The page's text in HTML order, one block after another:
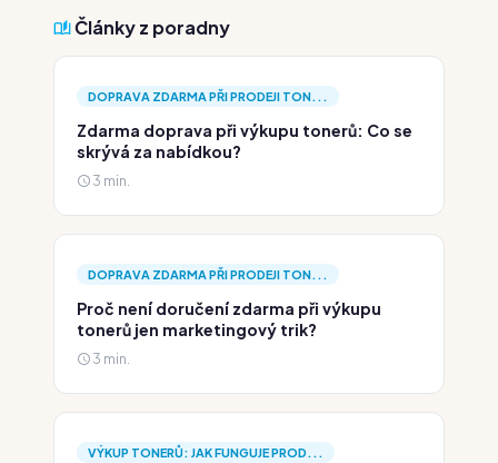
Články z poradny
DOPRAVA ZDARMA PŘI PRODEJI TON...
Zdarma doprava při výkupu tonerů: Co se
skrývá za nabídkou?
3 min.
DOPRAVA ZDARMA PŘI PRODEJI TON...
Proč není doručení zdarma při výkupu
tonerů jen marketingový trik?
3 min.
VÝKUP TONERŮ: JAK FUNGUJE PROD...